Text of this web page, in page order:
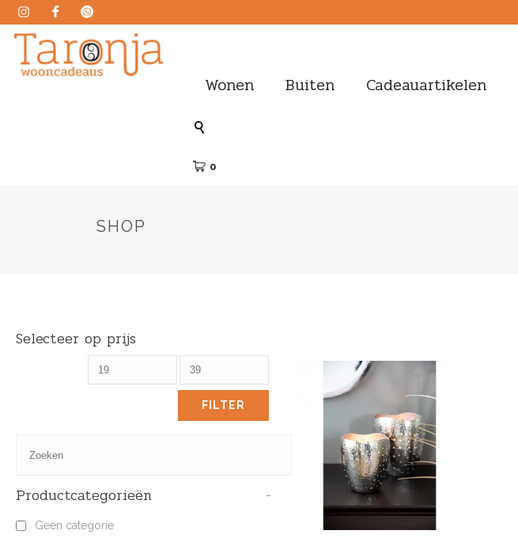
Wonen Buiten Cadeauartikelen
0
SHOP
Selecteer op prijs
FILTER
Productcategorieën -
Geen categorie